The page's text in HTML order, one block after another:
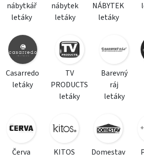
nábytkář
letáky
nábytek
letáky
NÁBYTEK
letáky
Casarredo
letáky
TV
PRODUCTS
letáky
Barevný
ráj
letáky
Červa
KITOS
Domestav